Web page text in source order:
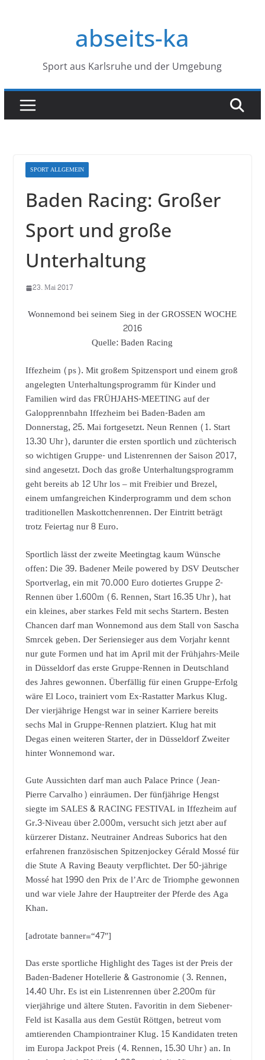
abseits-ka
Sport aus Karlsruhe und der Umgebung
SPORT ALLGEMEIN
Baden Racing: Großer
Sport und große
Unterhaltung
23. Mai 2017
Wonnemond bei seinem Sieg in der GROSSEN WOCHE
2016
Quelle: Baden Racing
Iffezheim (ps). Mit großem Spitzensport und einem groß
angelegten Unterhaltungsprogramm für Kinder und
Familien wird das FRÜHJAHS-MEETING auf der
Galopprennbahn Iffezheim bei Baden-Baden am
Donnerstag, 25. Mai fortgesetzt. Neun Rennen (1. Start
13.30 Uhr), darunter die ersten sportlich und züchterisch
so wichtigen Gruppe- und Listenrennen der Saison 2017,
sind angesetzt. Doch das große Unterhaltungsprogramm
geht bereits ab 12 Uhr los – mit Freibier und Brezel,
einem umfangreichen Kinderprogramm und dem schon
traditionellen Maskottchenrennen. Der Eintritt beträgt
trotz Feiertag nur 8 Euro.
Sportlich lässt der zweite Meetingtag kaum Wünsche
offen: Die 39. Badener Meile powered by DSV Deutscher
Sportverlag, ein mit 70.000 Euro dotiertes Gruppe 2-
Rennen über 1.600m (6. Rennen, Start 16.35 Uhr), hat
ein kleines, aber starkes Feld mit sechs Startern. Besten
Chancen darf man Wonnemond aus dem Stall von Sascha
Smrcek geben. Der Seriensieger aus dem Vorjahr kennt
nur gute Formen und hat im April mit der Frühjahrs-Meile
in Düsseldorf das erste Gruppe-Rennen in Deutschland
des Jahres gewonnen. Überfällig für einen Gruppe-Erfolg
wäre El Loco, trainiert vom Ex-Rastatter Markus Klug.
Der vierjährige Hengst war in seiner Karriere bereits
sechs Mal in Gruppe-Rennen platziert. Klug hat mit
Degas einen weiteren Starter, der in Düsseldorf Zweiter
hinter Wonnemond war.
Gute Aussichten darf man auch Palace Prince (Jean-
Pierre Carvalho) einräumen. Der fünfjährige Hengst
siegte im SALES & RACING FESTIVAL in Iffezheim auf
Gr.3-Niveau über 2.000m, versucht sich jetzt aber auf
kürzerer Distanz. Neutrainer Andreas Suborics hat den
erfahrenen französischen Spitzenjockey Gérald Mossé für
die Stute A Raving Beauty verpflichtet. Der 50-jährige
Mossé hat 1990 den Prix de l’Arc de Triomphe gewonnen
und war viele Jahre der Hauptreiter der Pferde des Aga
Khan.
[adrotate banner=“47″]
Das erste sportliche Highlight des Tages ist der Preis der
Baden-Badener Hotellerie & Gastronomie (3. Rennen,
14.40 Uhr. Es ist ein Listenrennen über 2.200m für
vierjährige und ältere Stuten. Favoritin in dem Siebener-
Feld ist Kasalla aus dem Gestüt Röttgen, betreut vom
amtierenden Championtrainer Klug. 15 Kandidaten treten
im Europa Jackpot Preis (4. Rennen, 15.30 Uhr) an. In